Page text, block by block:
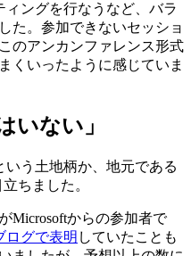
ィングを行なうなど、バラ
た。参加できないセッショ
のアンカンファレンス形式
くいったように感じていま
いない」
う土地柄か、地元である
ちました。
Microsoftからの参加者で
ログで表明 していたことも